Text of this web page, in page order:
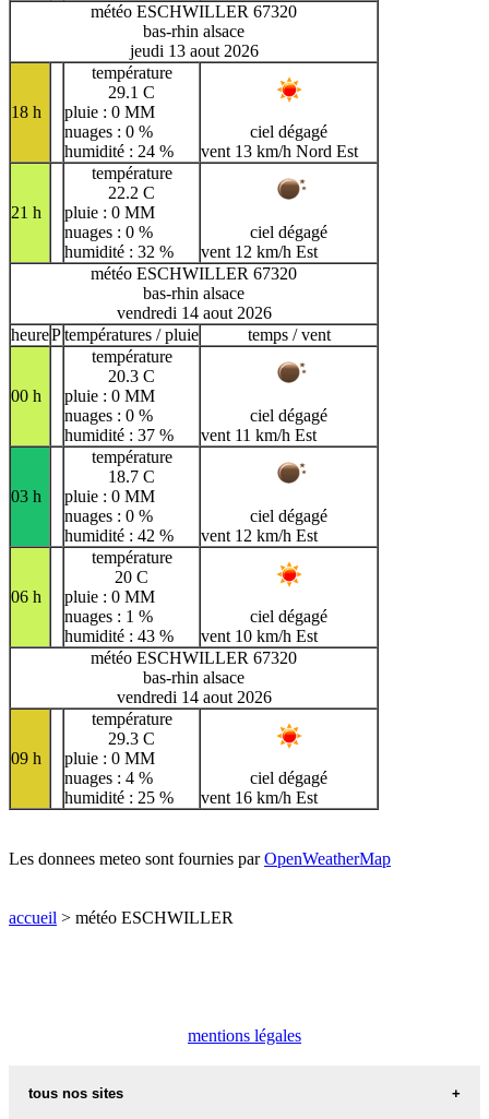
météo ESCHWILLER 67320
bas-rhin alsace
jeudi 13 aout 2026
18 h
température
29.1 C
pluie : 0 MM
nuages : 0 %
humidité : 24 %
ciel dégagé
vent 13 km/h Nord Est
21 h
température
22.2 C
pluie : 0 MM
nuages : 0 %
humidité : 32 %
ciel dégagé
vent 12 km/h Est
météo ESCHWILLER 67320
bas-rhin alsace
vendredi 14 aout 2026
heurePtempératures / pluie temps / vent
00 h
température
20.3 C
pluie : 0 MM
nuages : 0 %
humidité : 37 %
ciel dégagé
vent 11 km/h Est
03 h
température
18.7 C
pluie : 0 MM
nuages : 0 %
humidité : 42 %
ciel dégagé
vent 12 km/h Est
06 h
température
20 C
pluie : 0 MM
nuages : 1 %
humidité : 43 %
ciel dégagé
vent 10 km/h Est
météo ESCHWILLER 67320
bas-rhin alsace
vendredi 14 aout 2026
09 h
température
29.3 C
pluie : 0 MM
nuages : 4 %
humidité : 25 %
ciel dégagé
vent 16 km/h Est
Les donnees meteo sont fournies parOpenWeatherMap
accueil > météo ESCHWILLER
mentions légales
tous nos sites